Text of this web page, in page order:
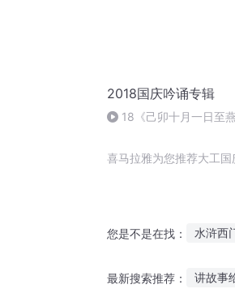
2018国庆吟诵专辑
18《己卯十月一日至
文天祥 自由吟诵
喜马拉雅为您推荐大工
您是不是在找： 水浒西
最新搜索推荐： 讲故事